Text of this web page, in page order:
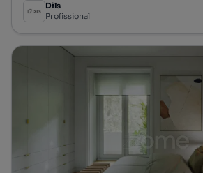
Dils
Profissional